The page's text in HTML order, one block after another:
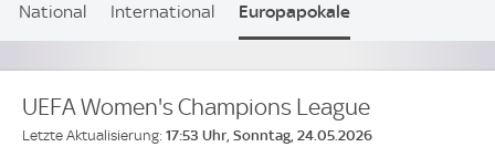
National International Europapokale
Nationalteams
UEFA Women's Champions League
Letzte Aktualisierung: 17:53 Uhr, Sonntag, 24.05.2026